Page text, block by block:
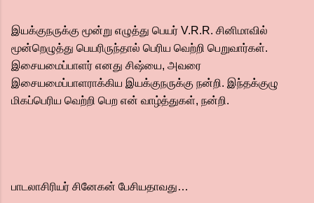
இயக்குநருக்கு மூன்று எழுத்து பெயர் V.R.R. சினிமாவில்
மூன்றெழுத்து பெயரிருந்தால் பெரிய வெற்றி பெறுவார்கள்.
இசையமைப்பாளர் எனது சிஷ்யை, அவரை
இசையமைப்பாளராக்கிய இயக்குநருக்கு நன்றி. இந்தக்குழு
மிகப்பெரிய வெற்றி பெற என் வாழ்த்துகள், நன்றி.
பாடலாசிரியர் சினேகன் பேசியதாவது…